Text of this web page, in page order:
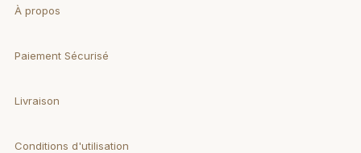
À propos
Paiement Sécurisé
Livraison
Conditions d'utilisation